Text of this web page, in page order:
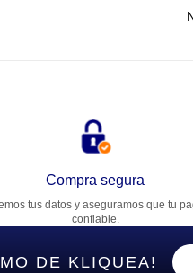
Dirección de email
Escribe un comentario
Compra segura
tus datos y aseguramos que tu
confiable.
DE KLIQUEA!